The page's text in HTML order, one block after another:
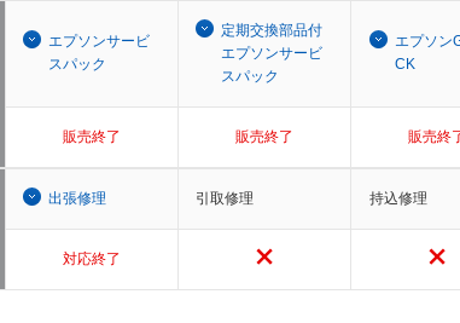
エプソンサービ
スパック
定期交換部品付
エプソンサービ
スパック
エプソン
CK
販売終了 販売終了 販売終
出張修理 引取修理 持込修理
対応終了